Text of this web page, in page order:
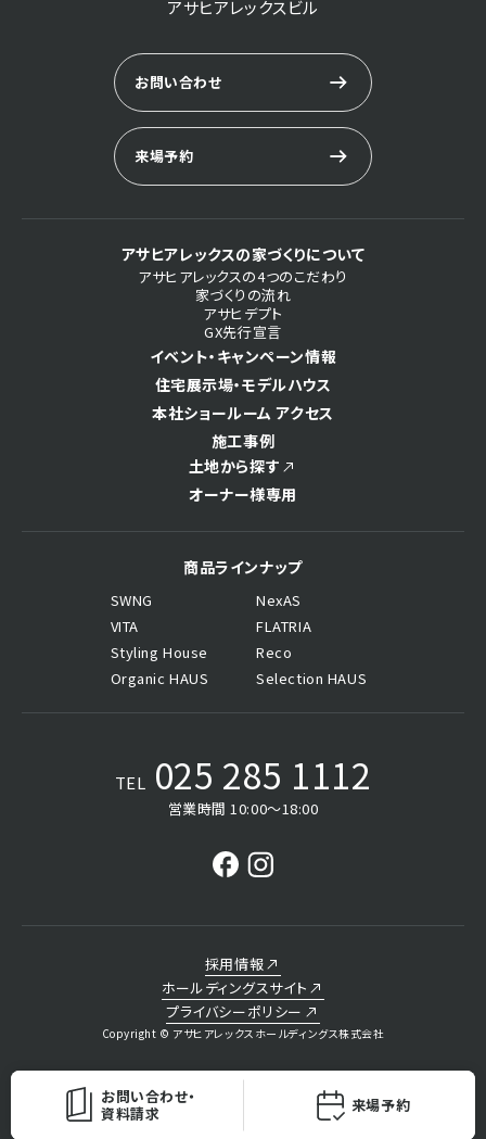
お問い合わせ・
資料請求
来場予約
アサヒアレックスビル
お問い合わせ
来場予約
アサヒアレックスの家づくりについて
アサヒアレックスの4つのこだわり
家づくりの流れ
アサヒデプト
GX先行宣言
イベント・キャンペーン情報
住宅展示場・モデルハウス
本社ショールーム アクセス
施工事例
土地から探す
オーナー様専用
商品ラインナップ
SWNG
NexAS
VITA
FLATRIA
Styling House
Reco
Organic HAUS
Selection HAUS
TEL 025 285 1112
営業時間 10:00〜18:00
採用情報
ホールディングスサイト
プライバシーポリシー
Copyright © アサヒアレックスホールディングス株式会社